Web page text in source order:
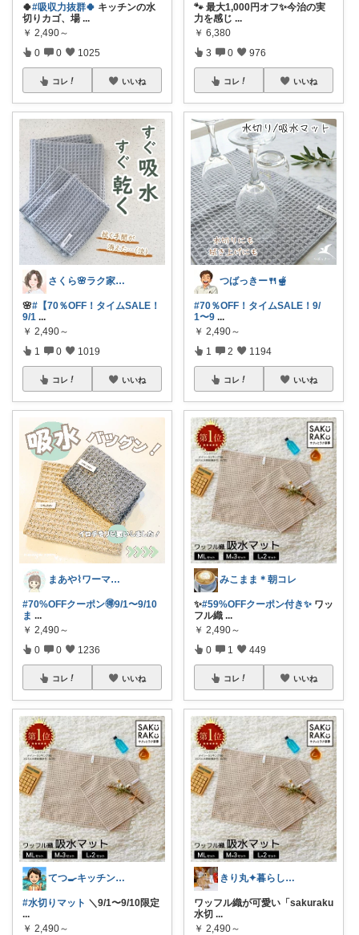
🍀#吸収力抜群🍀 キッチンの水
切りカゴ、場 ...
￥ 2,490～
0 0 1025
コレ いいね
さくら🌸ラク家事&便利な生活雑貨🏠️
🌸#【70％OFF！タイムSALE！
9/1 ...
￥ 2,490～
1 0 1019
コレ いいね
まあや⌇ワーママの暮らしとインテリア𓍯
#70%OFFクーポン🉐9/1〜9/10
ま ...
￥ 2,490～
0 0 1236
コレ いいね
てつ🍳キッチンアイテム｜アイコン変更
#水切りマット ＼9/1〜9/10限定
...
￥ 2,490～
🐾 最大1,000円オフ✨今治の実
力を感じ ...
￥ 6,380
3 0 976
コレ いいね
つばっきー🍴🫕
#70％OFF！タイムSALE！9/
1〜9 ...
￥ 2,490～
1 2 1194
コレ いいね
みこまま＊朝コレ
✨#59%OFFクーポン付き✨ ワッ
フル織 ...
￥ 2,490～
0 1 449
コレ いいね
きり丸✦暮らしが整う日用雑貨セレクト🐇
ワッフル織が可愛い「sakuraku
水切 ...
￥ 2,490～